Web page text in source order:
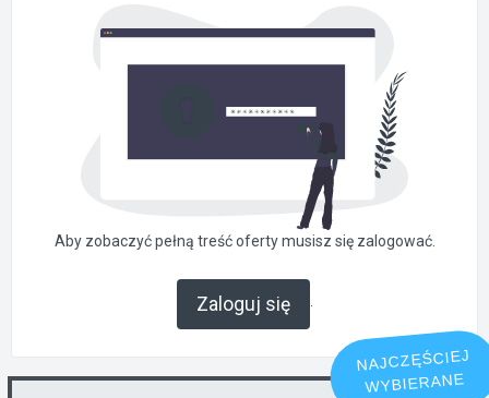
Aby zobaczyć pełną treść oferty musisz się zalogować.
Zaloguj się .
NAJCZĘŚCIEJ
WYBIERANE